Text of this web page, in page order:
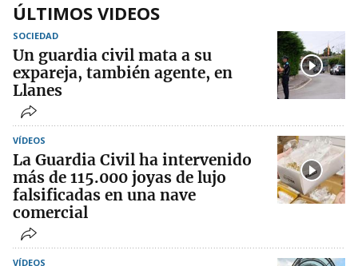
ÚLTIMOS VIDEOS
SOCIEDAD
Un guardia civil mata a su
expareja, también agente, en
Llanes
VÍDEOS
La Guardia Civil ha intervenido
más de 115.000 joyas de lujo
falsificadas en una nave
comercial
VÍDEOS